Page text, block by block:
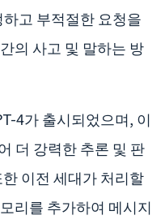
고 부적절한 요청을
의 사고 및 말하는 방
4가 출시되었으며, 이
더 강력한 추론 및 판
이전 세대가 처리할
리를 추가하여 메시지